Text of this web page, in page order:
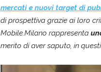
mercati e nuovi target di
di prospettiva grazie ai loro
Mobile.Milano rappresenta
merito di aver saputo, in questi